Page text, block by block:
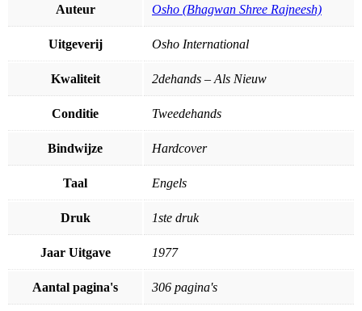
Auteur Osho (Bhagwan Shree Rajneesh)
Uitgeverij Osho International
Kwaliteit 2dehands – Als Nieuw
Conditie Tweedehands
Bindwijze Hardcover
Taal Engels
Druk 1ste druk
Jaar Uitgave 1977
Aantal pagina's 306 pagina's